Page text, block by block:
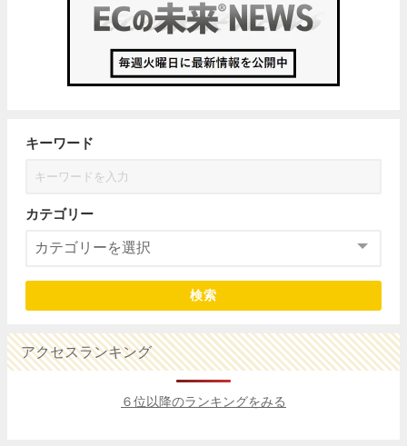
キーワード
カテゴリー
検索
アクセスランキング
６位以降のランキングをみる